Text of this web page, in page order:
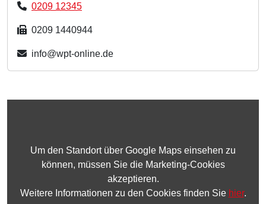
0209 12345Ruf uns an
0209 1440944
info@wpt-online.de
Um den Standort über Google Maps einsehen zu
können, müssen Sie die Marketing-Cookies
akzeptieren.
Weitere Informationen zu den Cookies finden Sie hier.